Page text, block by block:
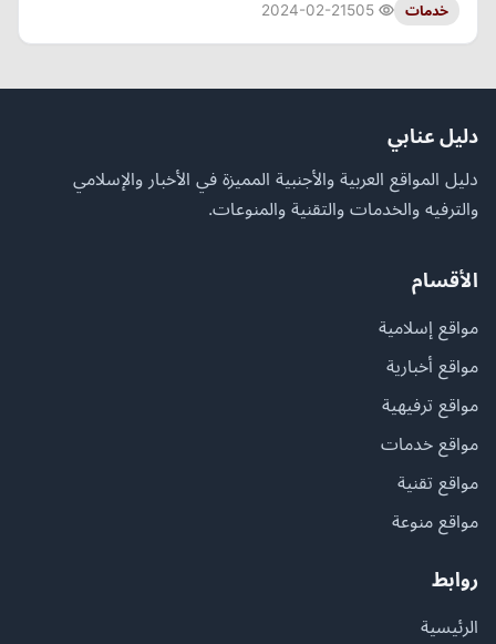
خدمات 2024-02-21
دليل عنابي
دليل المواقع العربية والأجنبية المميزة في الأخبار والإسلامي
والترفيه والخدمات والتقنية والمنوعات.
الأقسام
مواقع إسلامية
مواقع أخبارية
مواقع ترفيهية
مواقع خدمات
مواقع تقنية
مواقع منوعة
روابط
الرئيسية